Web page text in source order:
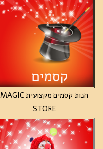
חנות קסמים מקצועית MAGIC
STORE